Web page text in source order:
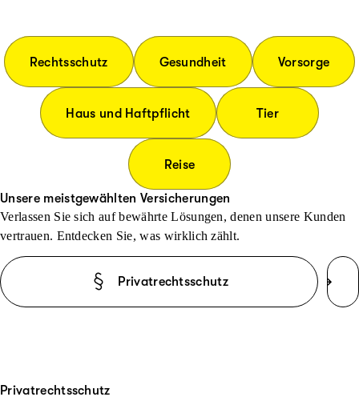
Rechtsschutz Gesundheit Vorsorge
Haus und Haftpflicht Tier
Reise
Unsere meistgewählten Versicherungen
Verlassen Sie sich auf bewährte Lösungen, denen unsere Kunden
vertrauen. Entdecken Sie, was wirklich zählt.
Privatrechtsschutz
Privatrechtsschutz